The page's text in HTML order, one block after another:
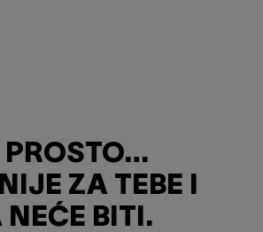
PROSTO…
ZA TEBE I
NEĆE BITI.